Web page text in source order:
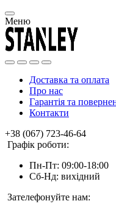
Меню
Доставка та оплата
Про нас
Гарантія та
Контакти
+38 (067) 723-46-64
Графік роботи:
Пн-Пт: 09:00-18:00
Сб-Нд: вихідний
Зателефонуйте нам: